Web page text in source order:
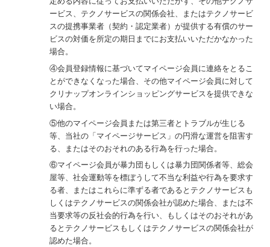
ービス、テクノサービスの関係会社、またはテクノサービ
スの提携事業者（契約・認定業者）が提供する有償のサー
ビスの対価を所定の期日までにお支払いいただかなかった
場合。
④会員登録情報に基づいてマイページ会員に連絡をとるこ
とができなくなった場合、その他マイページ会員に対して
クリナップオンラインショッピングサービスを提供できな
い場合。
⑤他のマイページ会員または第三者とトラブルが生じる
等、当社の「マイページサービス」の円滑な運営を阻害す
る、またはそのおそれのある行為を行った場合。
⑥マイページ会員が暴力団もしくは暴力団関係者等、総会
屋等、社会運動等を標ぼうして不当な利益や行為を要求す
る者、またはこれらに準ずる者であるとテクノサービスも
しくはテクノサービスの関係会社が認めた場合、または不
当要求等の反社会的行為を行い、もしくはそのおそれがあ
るとテクノサービスもしくはテクノサービスの関係会社が
認めた場合。